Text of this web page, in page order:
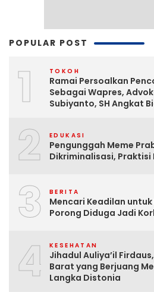
POPULAR POST
1 TOKOH
Ramai Persoalkan
Sebagai Wapres,
Subiyanto, SH Angkat
2 EDUKASI
Pengunggah Meme
Dikriminalisasi, Praktisi
3 BERITA
Mencari Keadilan
Porong Diduga Jadi
4 KESEHATAN
Jihadul Auliya’il
Barat yang Berjuang
Langka Distonia